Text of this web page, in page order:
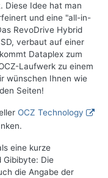
Diese Idee hat man
und eine "all-in-
RevoDrive Hybrid
verbaut auf einer
Dataplex zum
Laufwerk zu einem
wünschen Ihnen wie
Seiten!
OCZ Technology
eine kurze
Gibibyte: Die
die Angabe der